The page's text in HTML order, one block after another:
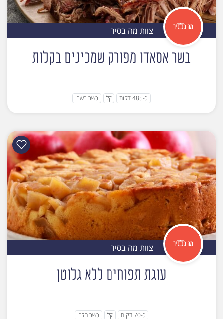
צוות מה בסיר
בשר אסאדו מפורק שמכינים בקלות
כ-485 דקות קל כשר בשרי
צוות מה בסיר
עוגת תפוחים ללא גלוטן
כ-70 דקות קל כשר חלבי